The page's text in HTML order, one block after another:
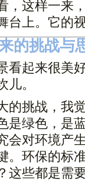
，这样一来
台上。它的
的挑战与
看起来很美
儿。
的挑战，我
是绿色，是
会对环境产
。环保的标
这些都是需